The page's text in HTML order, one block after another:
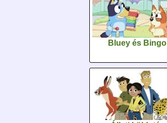
Bluey és Bingo